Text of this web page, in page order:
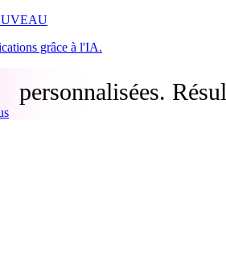
grâce à l'IA.
personnalisées.